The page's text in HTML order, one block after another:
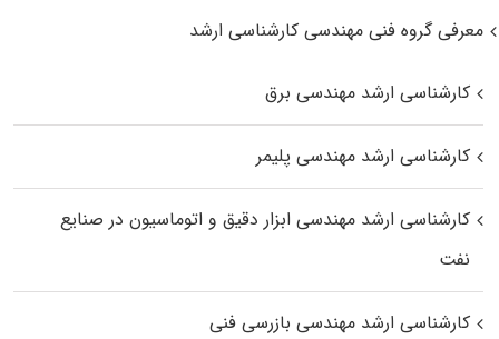
معرفی گروه فنی مهندسی کارشناسی ارشد
کارشناسی ارشد مهندسی برق
کارشناسی ارشد مهندسی پلیمر
کارشناسی ارشد مهندسی ابزار دقیق و اتوماسیون در صنایع
نفت
کارشناسی ارشد مهندسی بازرسی فنی